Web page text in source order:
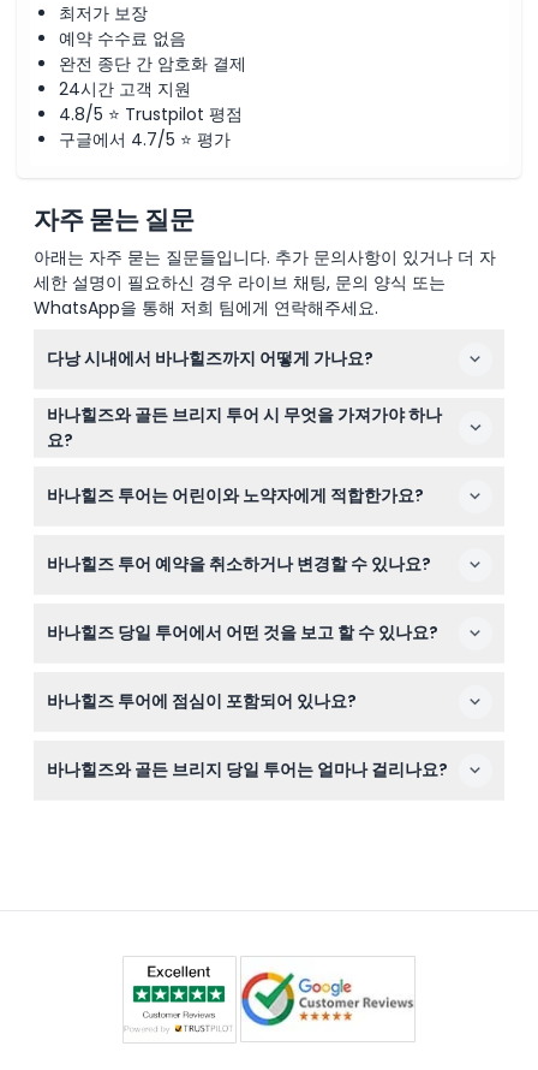
최저가 보장
예약 수수료 없음
완전 종단 간 암호화 결제
24시간 고객 지원
4.8/5 ⭐ Trustpilot 평점
구글에서 4.7/5 ⭐ 평가
자주 묻는 질문
아래는 자주 묻는 질문들입니다. 추가 문의사항이 있거나 더 자
세한 설명이 필요하신 경우 라이브 채팅, 문의 양식 또는
WhatsApp을 통해 저희 팀에게 연락해주세요.
다낭 시내에서 바나힐즈까지 어떻게 가나요?
이 투어에는 다낭 내 일부 호텔 또는 집합 지점에서 왕복 교
통편이 포함되어 있어 바나힐즈에 편리하게 도착할 수 있습
니다.
바나힐즈와 골든 브리지 투어 시 무엇을 가져가야 하나
요?
모자를 꼭 챙기고, 관광지를 걸을 편한 신발도 준비하세요.
바나힐즈 투어는 어린이와 노약자에게 적합한가요?
100~139cm의 어린이는 입장권이 필요합니다. 다만, 노약
바나힐즈 투어 예약을 취소하거나 변경할 수 있나요?
약 전에 신중히 결정하시기 바랍니다.
바나힐즈 당일 투어에서 어떤 것을 보고 할 수 있나요?
상징적인 골든 브리지를 방문하며, 정원, 판타지 파크, 프렌
바나힐즈 투어에 점심이 포함되어 있나요?
가져오거나 바나힐즈에서 식사를 구매할 수 있습니다.
바나힐즈와 골든 브리지 당일 투어는 얼마나 걸리나요?